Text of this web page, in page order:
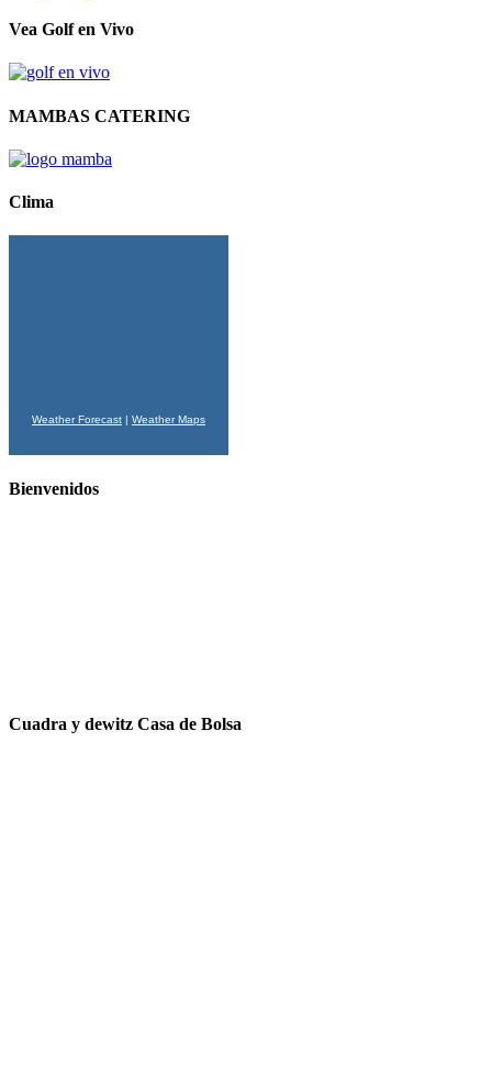
Vea Golf en Vivo
MAMBAS CATERING
Clima
Weather Forecast Weather Maps
Bienvenidos
Cuadra y dewitz Casa de Bolsa